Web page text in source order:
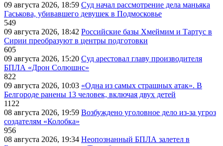
09 августа 2026, 18:59 Суд начал рассмотрение дела маньяка
Гаськова, убивавшего девушек в Подмосковье
549
09 августа 2026, 18:42 Российские базы Хмеймим и Тартус в
Сирии преобразуют в центры подготовки
605
09 августа 2026, 15:20 Суд арестовал главу производителя
БПЛА «Дрон Солюшнс»
822
09 августа 2026, 10:03 «Одна из самых страшных атак». В
Белгороде ранены 13 человек, включая двух детей
1122
08 августа 2026, 19:59 Возбуждено уголовное дело из-за угроз
создателям «Колобка»
956
08 августа 2026, 19:34 Неопознанный БПЛА залетел в